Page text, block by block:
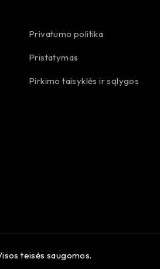
Privatumo politika
Pristatymas
Pirkimo taisyklės ir sąlygos
teisės saugomos.